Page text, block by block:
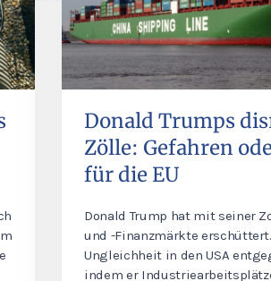
Donald Trumps
Zölle: Gefahren
für die EU
Donald Trump hat mit seiner
und -Finanzmärkte
Ungleichheit in den USA
indem er